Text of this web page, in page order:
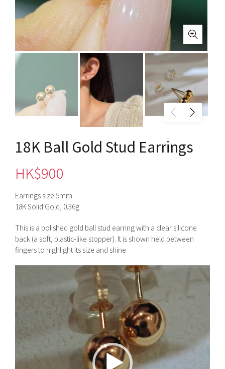
18K Ball Gold Stud Earrings
HK$900
Earrings size 5mm
18K Solid Gold, 0.36g
This is a polished gold ball stud earring with a clear silicone
back (a soft, plastic-like stopper). It is shown held between
fingers to highlight its size and shine.